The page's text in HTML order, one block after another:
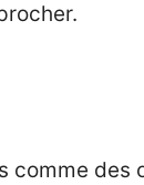
comme des